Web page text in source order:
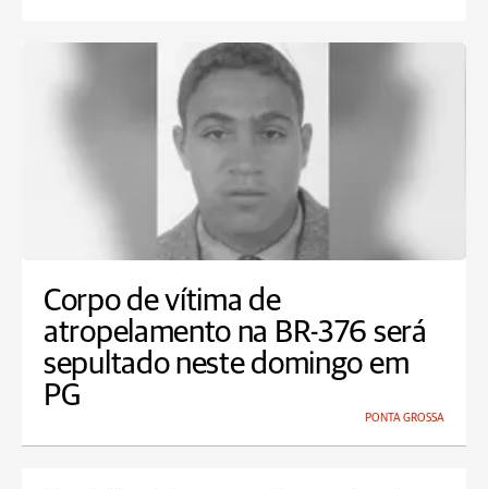
Corpo de vítima de
atropelamento na BR-376 será
sepultado neste domingo em
PG
PONTA GROSSA